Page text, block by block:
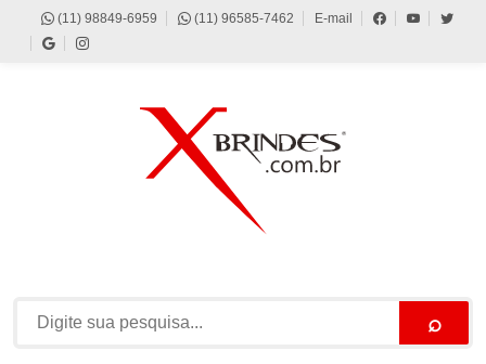
(11) 98849-6959 (11) 96585-7462 E-mail
⌕